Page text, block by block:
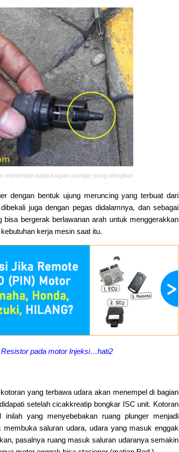
menempel pada bagian plunger yang dilingkari
dengan bentuk ujung meruncing yang terbuat dari
juga dengan pegas didalamnya, dan sebagai
bergerak berlawanan arah untuk menggerakkan
kerja mesin saat itu.
pada motor Injeksi…hati2
yang terbawa udara akan menempel di bagian
setelah cicakkreatip bongkar ISC unit. Kotoran
yang menyebebakan ruang plunger menjadi
saluran udara, udara yang masuk enggak
pasalnya ruang masuk saluran udaranya semakin